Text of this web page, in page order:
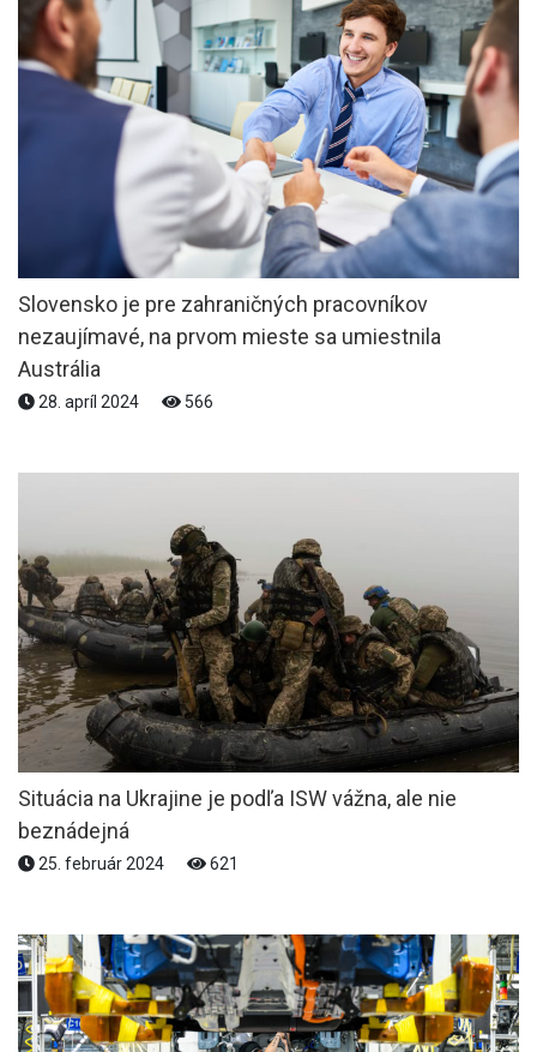
Slovensko je pre zahraničných pracovníkov
nezaujímavé, na prvom mieste sa umiestnila
Austrália
28. apríl 2024 566
Situácia na Ukrajine je podľa ISW vážna, ale nie
beznádejná
25. február 2024 621